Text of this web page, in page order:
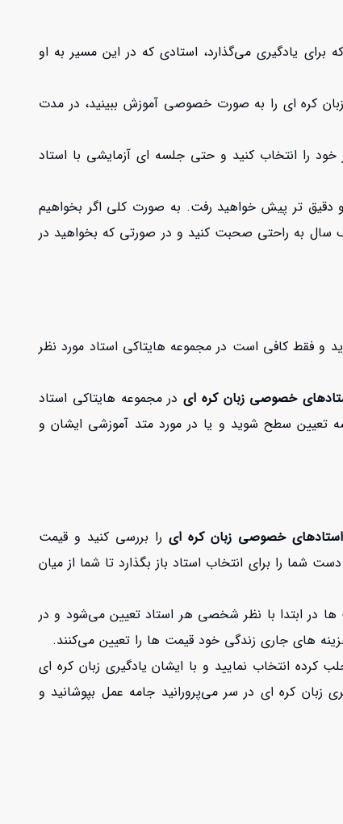
یادگیری می‌گذارد، استادی که در این مسیر به او
کره ای را به صورت خصوصی آموزش ببینید، در مدت
خود را انتخاب کنید و حتی جلسه ای آزمایشی با استاد
و دقیق تر پیش خواهید رفت. به صورت کلی اگر بخواهیم
سال به راحتی صحبت کنید و در صورتی که بخواهید در
و فقط کافی است در مجموعه هایتاکی استاد مورد نظر
خصوصی زبان کره ایدر مجموعه هایتاکی استاد
تعیین سطح شوید و یا در مورد متد آموزشی ایشان و
استادهای خصوصی زبان کره ای را بررسی کنید و قیمت
شما را برای انتخاب استاد باز بگذارد تا شما از میان
در ابتدا با نظر شخصی هر استاد تعیین می‌شود و در
های جاری زندگی خود قیمت ها را تعیین می‌کنند.
انتخاب نمایید و با ایشان یادگیری زبان کره ای
زبان کره ای در سر می‌پرورانید جامه عمل بپوشانید و